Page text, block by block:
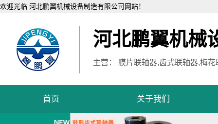
欢迎光临 河北鹏翼机械设备制造有限公司网站！
河北鹏翼机械
主营： 膜片联轴器,齿式联轴器,梅
首页 关于我们